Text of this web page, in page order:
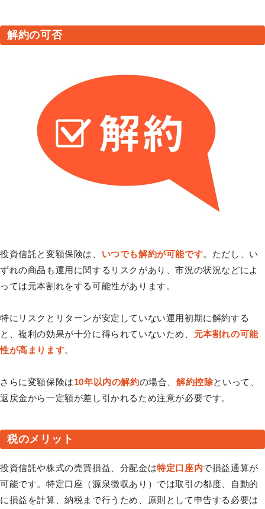
解約の可否
投資信託と変額保険は、 いつでも解約が可能です。ただし、い
ずれの商品も運用に関するリスクがあり、市況の状況などによ
っては元本割れをする可能性があります。
特にリスクとリターンが安定していない運用初期に解約する
と、複利の効果が十分に得られていないため、 元本割れの可能
性が高まります。
さらに変額保険は10年以内の解約の場合、解約控除といって、
返戻金から一定額が差し引かれるため注意が必要です。
税のメリット
投資信託や株式の売買損益、分配金は特定口座内で損益通算が
可能です。特定口座（源泉徴収あり）では取引の都度、自動的
に損益を計算、納税まで行うため、原則として申告する必要は